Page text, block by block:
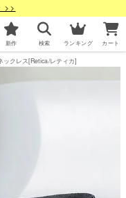
>>
新作 検索 ランキング カート
ックレス[Retica/レティカ]